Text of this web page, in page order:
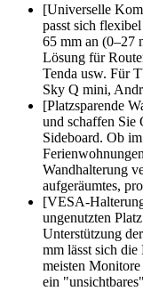
[Universelle
passt sich
65 mm an (0–27
Lösung für
Tenda usw. Für
Sky Q mini,
[Platzsparende
und schaffen Sie
Sideboard. Ob
Wandhalterung
aufgeräumtes,
[VESA-
ungenutzten
Unterstützung
mm lässt sich
meisten
ein